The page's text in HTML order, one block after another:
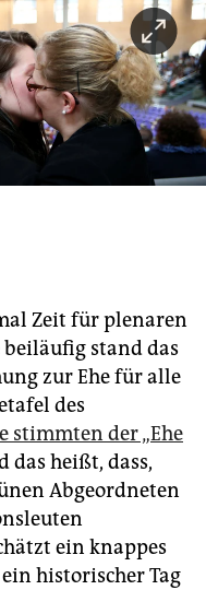
Zeit für plenaren
beiläufig stand das
zur Ehe für alle
des
stimmten der „Ehe
das heißt, dass,
Abgeordneten
ein knappes
historischer Tag